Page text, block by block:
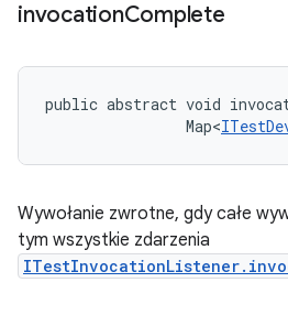
invocationComplete
public abstract void
                Map<
Wywołanie zwrotne, gdy całe
tym wszystkie zdarzenia